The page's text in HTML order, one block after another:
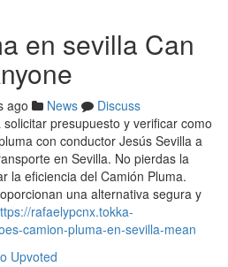
en sevilla Can
ago News
Discuss
presupuesto y verificar como
con conductor Jesús Sevilla a
en Sevilla. No pierdas la
la eficiencia del Camión Pluma.
una alternativa segura y
rafaelypcnx.tokka-
camion-pluma-en-sevilla-mean
Upvoted